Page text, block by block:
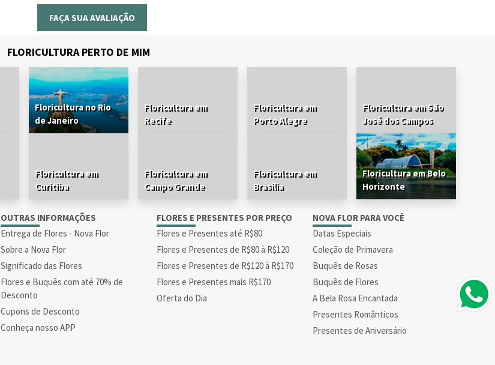
FAÇA SUA AVALIAÇÃO
FLORICULTURA PERTO DE MIM
Floricultura no Rio
de Janeiro
Floricultura em
Recife
Floricultura em
Porto Alegre
Floricultura em São
José dos Campos
Floricultura em
Curitiba
Floricultura em
Campo Grande
Floricultura em
Brasília
Floricultura em Belo
Horizonte
OUTRAS INFORMAÇÕES
Entrega de Flores - Nova Flor
Sobre a Nova Flor
Significado das Flores
Flores e Buquês com até 70% de
Desconto
Cupons de Desconto
Conheça nosso APP
FLORES E PRESENTES POR PREÇO
Flores e Presentes até R$80
Flores e Presentes de R$80 à R$120
Flores e Presentes de R$120 à R$170
Flores e Presentes mais R$170
Oferta do Dia
NOVA FLOR PARA VOCÊ
Datas Especiais
Coleção de Primavera
Buquês de Rosas
Buquês de Flores
A Bela Rosa Encantada
Presentes Românticos
Presentes de Aniversário